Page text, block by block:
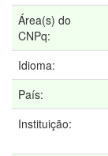
Área(s) do
CNPq:
Idioma:
País:
Instituição: